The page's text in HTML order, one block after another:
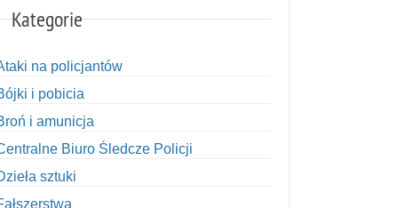
Kategorie
na policjantów
i pobicia
i amunicja
Biuro Śledcze Policji
sztuki